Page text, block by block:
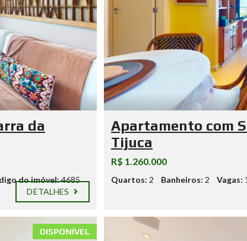
da
do imóvel:4685
DETALHES
Apartamento com
Tijuca
R$ 1.260.000
Quartos: 2 Banheiros: 2 Vagas: 1
DISPONÍVEL